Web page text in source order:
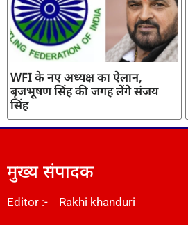
WFI के नए अध्यक्ष का ऐलान,
बृजभूषण सिंह की जगह लेंगे संजय
सिंह
मुख्य संपादक
Editor :- Rakhi khanduri